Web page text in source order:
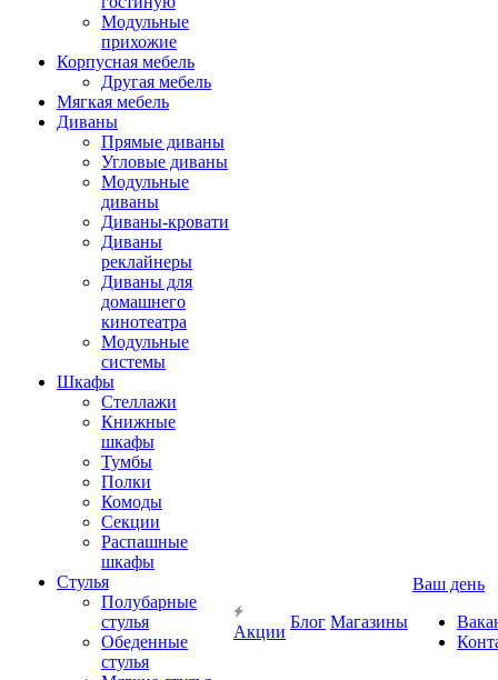
Модульные
прихожие
Корпусная мебель
Другая мебель
Мягкая мебель
Диваны
Прямые диваны
Угловые диваны
Модульные
диваны
Диваны-кровати
Диваны
реклайнеры
Диваны для
домашнего
кинотеатра
Модульные
системы
Шкафы
Стеллажи
Книжные
шкафы
Тумбы
Полки
Комоды
Секции
Распашные
шкафы
Стулья
Полубарные
стулья
Обеденные
стулья
Акции
Блог Магазины
Ваш день